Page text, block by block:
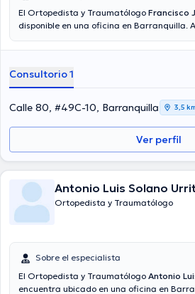
El Ortopedista y Traumatólogo Francisco
disponible en una oficina en Barranquilla.
en su área de especialidad. El médico
él ha participado como miembro de
Francisco Javier Garcia Daza ha formado
conferencias con la intención de tener
su temática de especialización y ha
ediciones. Español es el idioma principal
Consultorio 1
Calle 80, #49C-10, Barranquilla 3,5
Ver perfil
Antonio Luis Solano
Ortopedista y Traumatólogo
Sobre el especialista
El Ortopedista y Traumatólogo Antonio
encuentra ubicado en una oficina en